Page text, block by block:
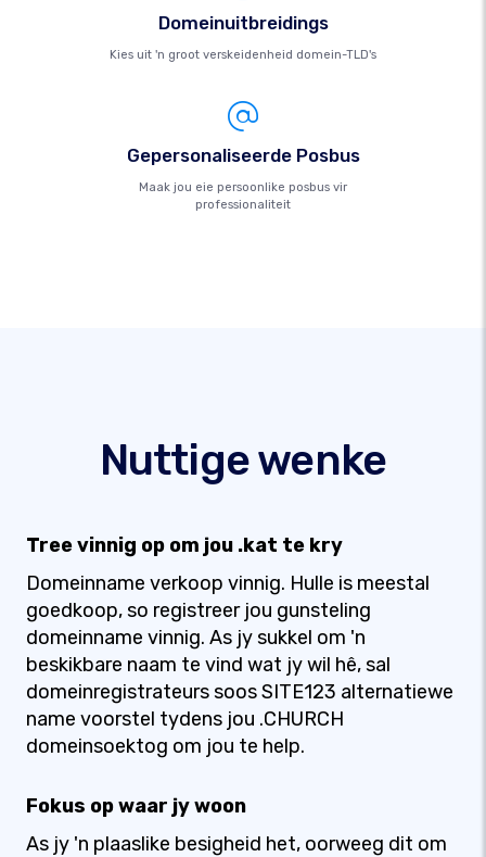
Domeinuitbreidings
Kies uit 'n groot verskeidenheid domein-TLD's
Gepersonaliseerde Posbus
Maak jou eie persoonlike posbus vir
professionaliteit
Nuttige wenke
Tree vinnig op om jou .kat te kry
Domeinname verkoop vinnig. Hulle is meestal
goedkoop, so registreer jou gunsteling
domeinname vinnig. As jy sukkel om 'n
beskikbare naam te vind wat jy wil hê, sal
domeinregistrateurs soos SITE123 alternatiewe
name voorstel tydens jou .CHURCH
domeinsoektog om jou te help.
Fokus op waar jy woon
As jy 'n plaaslike besigheid het, oorweeg dit om